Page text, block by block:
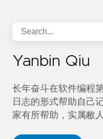
Yanbin Qiu
长年奋斗在软件编程
日志的形式帮助自己
家有所帮助，实属敝